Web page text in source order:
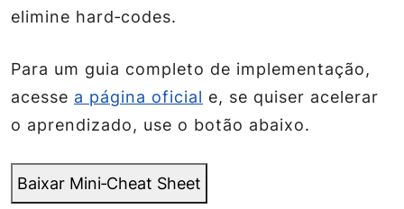
elimine hard‑codes.
Para um guia completo de implementação,
acesse a página oficial e, se quiser acelerar
o aprendizado, use o botão abaixo.
Baixar Mini‑Cheat Sheet